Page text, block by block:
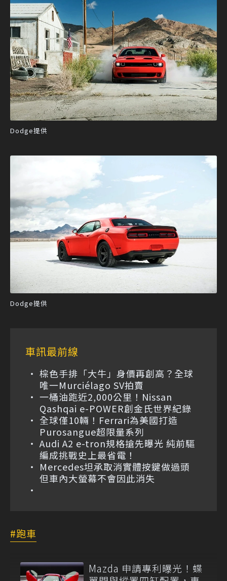
Dodge提供
Dodge提供
車訊最前線
棕色手排「大牛」身價再創高？全球
唯一Murciélago SV拍賣
一桶油跑近2,000公里！Nissan
Qashqai e-POWER創金氏世界紀錄
全球僅10輛！Ferrari為美國打造
Purosangue超限量系列
Audi A2 e-tron規格搶先曝光 純前驅
編成挑戰史上最省電！
Mercedes坦承取消實體按鍵做過頭
但車內大螢幕不會因此消失
跑車
Mazda 申請專利曝光！蝶